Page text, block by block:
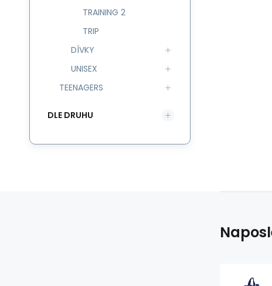
TRAINING 2
TRIP
DÍVKY
UNISEX
TEENAGERS
DLE DRUHU